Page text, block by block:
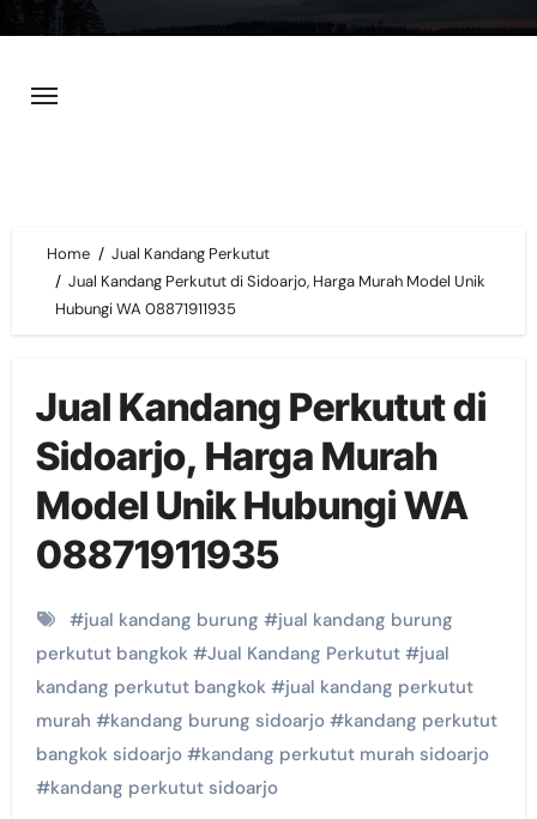
content
Home
Jual Kandang Perkutut
Jual Kandang Perkutut di Sidoarjo, Harga Murah Model Unik
Hubungi WA 08871911935
Jual Kandang Perkutut di
Sidoarjo, Harga Murah
Model Unik Hubungi WA
08871911935
#jual kandang burung #jual kandang burung
perkutut bangkok#Jual Kandang Perkutut#jual
kandang perkutut bangkok#jual kandang perkutut
murah #kandang burung sidoarjo#kandang perkutut
bangkok sidoarjo#kandang perkutut murah sidoarjo
#kandang perkutut sidoarjo